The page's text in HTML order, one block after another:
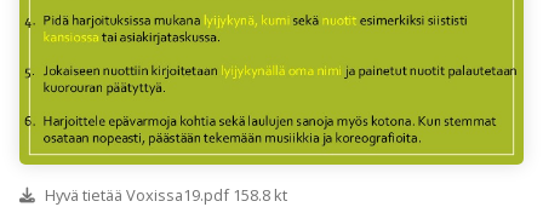
Hyvä tietää Voxissa19.pdf 158.8 kt